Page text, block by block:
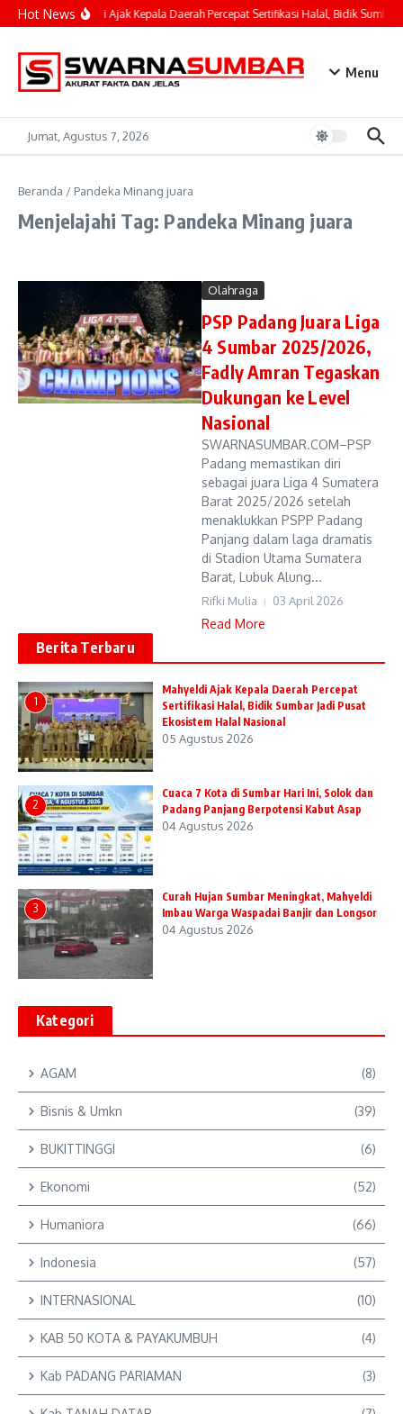
Lewati ke konten
Hot NewsMahyeldi Ajak Kepala Daerah Percepat Sertifikasi Halal, Bidik Sumbar
Menu
Jumat, Agustus 7, 2026
Beranda / Pandeka Minang juara
Menjelajahi Tag: Pandeka Minang juara
Olahraga
PSP Padang Juara Liga
4 Sumbar 2025/2026,
Fadly Amran Tegaskan
Dukungan ke Level
Nasional
SWARNASUMBAR.COM–PSP
Padang memastikan diri
sebagai juara Liga 4 Sumatera
Barat 2025/2026 setelah
menaklukkan PSPP Padang
Panjang dalam laga dramatis
di Stadion Utama Sumatera
Barat, Lubuk Alung...
Rifki Mulia 03 April 2026
Read More
Berita Terbaru
1
Mahyeldi Ajak Kepala Daerah Percepat
Sertifikasi Halal, Bidik Sumbar Jadi Pusat
Ekosistem Halal Nasional
05 Agustus 2026
2
Cuaca 7 Kota di Sumbar Hari Ini, Solok dan
Padang Panjang Berpotensi Kabut Asap
04 Agustus 2026
3
Curah Hujan Sumbar Meningkat, Mahyeldi
Imbau Warga Waspadai Banjir dan Longsor
04 Agustus 2026
Kategori
AGAM (8)
Bisnis & Umkn (39)
BUKITTINGGI (6)
Ekonomi (52)
Humaniora (66)
Indonesia (57)
INTERNASIONAL (10)
KAB 50 KOTA & PAYAKUMBUH (4)
Kab PADANG PARIAMAN (3)